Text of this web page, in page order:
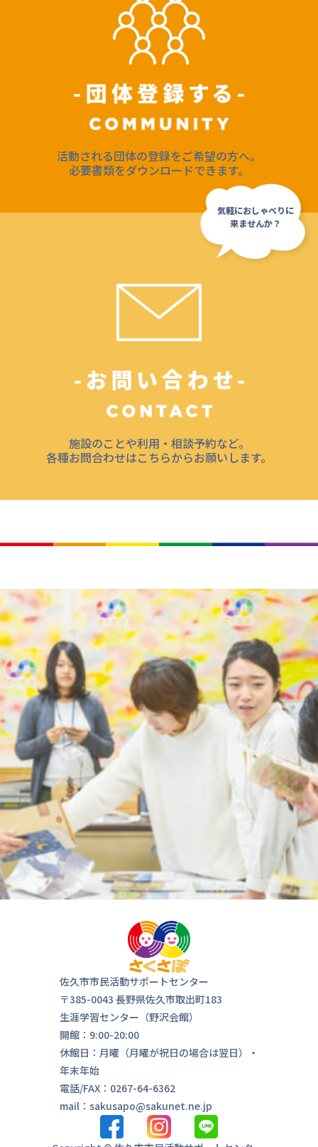
活動される団体の登録をご希望の方へ。
必要書類をダウンロードできます。
気軽にお
来ま
施設のことや利用・相談予約など。
各種お問合わせはこちらからお願いします。
佐久市市民活動サポートセンター
〒385-0043 長野県佐久市取出町183
生涯学習センター（野沢会館）
開館：9:00-20:00
休館日：月曜（月曜が祝日の場合は翌日）・
年末年始
電話/FAX：0267-64-6362
mail：sakusapo@sakunet.ne.jp